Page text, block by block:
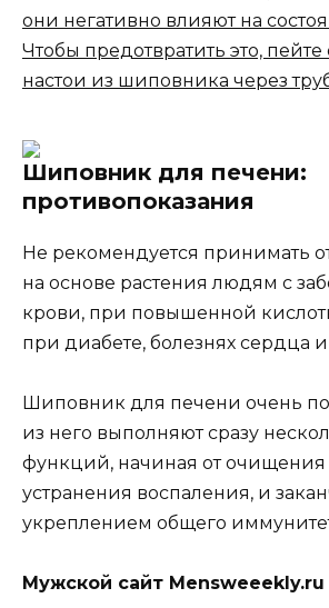
они негативно влияют на
Чтобы предотвратить это, пейте
настои из шиповника через
Шиповник для печени:
противопоказания
Не рекомендуется принимать
на основе растения людям с
крови, при повышенной
при диабете, болезнях сердца
Шиповник для печени очень
из него выполняют сразу
функций, начиная от очищения
устранения воспаления, и
укреплением общего
Мужской сайт Mensweeekly.ru